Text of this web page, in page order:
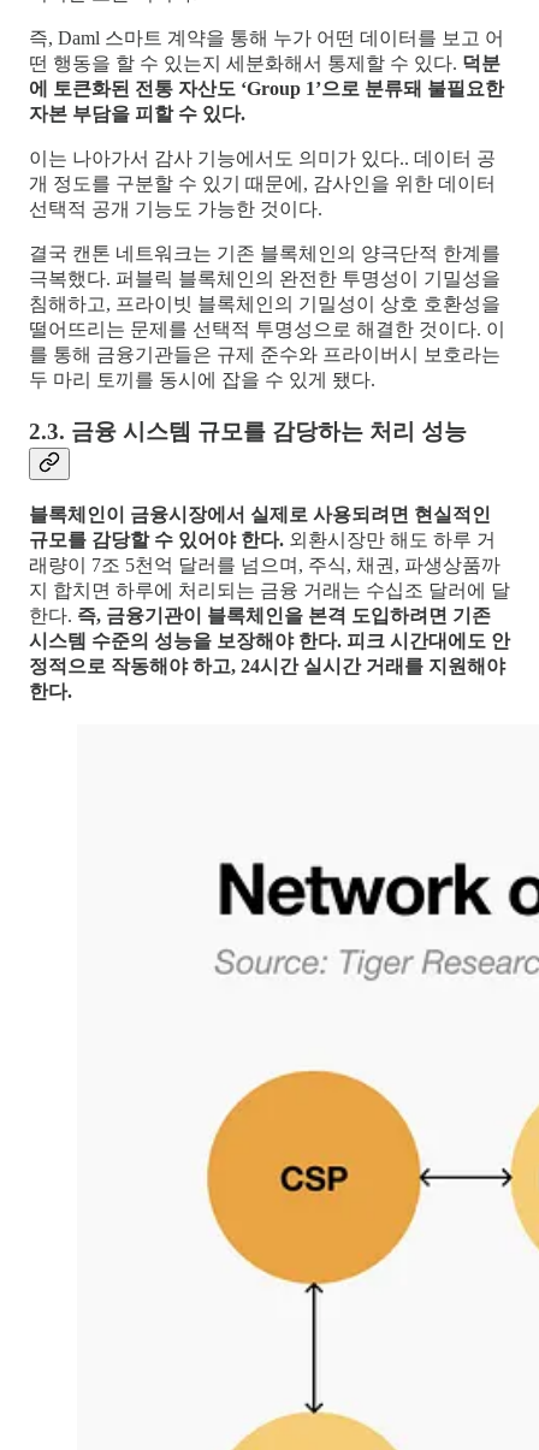
즉, Daml 스마트 계약을 통해 누가 어떤 데이터를 보고 어
떤 행동을 할 수 있는지 세분화해서 통제할 수 있다. 덕분
에 토큰화된 전통 자산도 ‘Group 1’으로 분류돼 불필요한
자본 부담을 피할 수 있다.
이는 나아가서 감사 기능에서도 의미가 있다.. 데이터 공
개 정도를 구분할 수 있기 때문에, 감사인을 위한 데이터
선택적 공개 기능도 가능한 것이다.
결국 캔톤 네트워크는 기존 블록체인의 양극단적 한계를
극복했다. 퍼블릭 블록체인의 완전한 투명성이 기밀성을
침해하고, 프라이빗 블록체인의 기밀성이 상호 호환성을
떨어뜨리는 문제를 선택적 투명성으로 해결한 것이다. 이
를 통해 금융기관들은 규제 준수와 프라이버시 보호라는
두 마리 토끼를 동시에 잡을 수 있게 됐다.
2.3. 금융 시스템 규모를 감당하는 처리 성능
블록체인이 금융시장에서 실제로 사용되려면 현실적인
규모를 감당할 수 있어야 한다. 외환시장만 해도 하루 거
래량이 7조 5천억 달러를 넘으며, 주식, 채권, 파생상품까
지 합치면 하루에 처리되는 금융 거래는 수십조 달러에 달
한다. 즉, 금융기관이 블록체인을 본격 도입하려면 기존
시스템 수준의 성능을 보장해야 한다. 피크 시간대에도 안
정적으로 작동해야 하고, 24시간 실시간 거래를 지원해야
한다.